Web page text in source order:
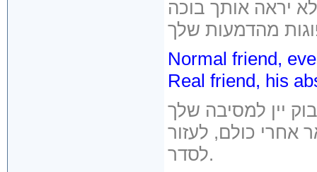
מהדמעות שלך
Normal friend,
Real friend, his
אחרי כולם, לעזור
לסדר.